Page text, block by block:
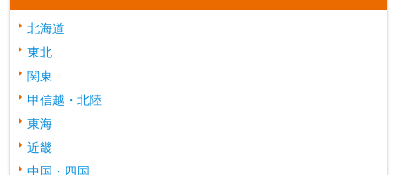
北海道
東北
関東
甲信越・北陸
東海
近畿
中国・四国